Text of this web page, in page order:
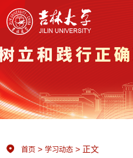
首页 >学习动态 > 正文